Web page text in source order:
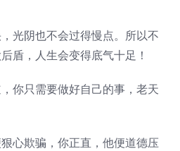
光阴也不会过得慢点。所以不
盾，人生会变得底气十足！
你只需要做好自己的事，老天
心欺骗，你正直，他便道德压